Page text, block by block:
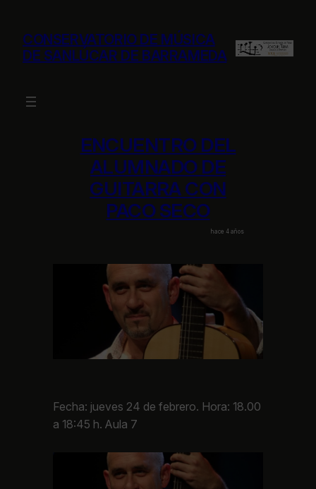
contenido
CONSERVATORIO DE MÚSICA
DE SANLÚCAR DE BARRAMEDA
ENCUENTRO DEL
ALUMNADO DE
GUITARRA CON
PACO SECO
hace 4 años
Fecha: jueves 24 de febrero. Hora: 18.00
a 18:45 h. Aula 7